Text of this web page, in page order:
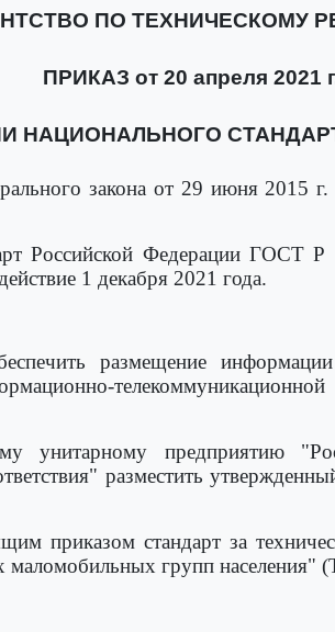
ПО ТЕХНИЧЕСКОМУ
ПРИКАЗ от 20 апреля 2021
НАЦИОНАЛЬНОГО
закона от 29 июня 2015
Российской Федерации ГОСТ
1 декабря 2021 года.
размещение
унитарному предприятию
разместить
приказом стандарт за
маломобильных групп населения"